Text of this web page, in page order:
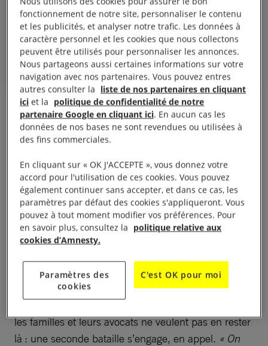
émissions d’au moins 55 % à
l’horizon 2030 par rapport au
niveau de 1990.
Les familles ayant porté plainte
Dans le cas contraire, leurs droits fondamentaux,
travailler ou de jouir de sa propriété, sont mis à mal,
bien qu’affirmés dans la Charte des droits
fondamentaux de l’Union européenne. Connue sous
le nom de« People’s Climate Case », cette action
judiciaire est une première.
Portée devant le Tribunal de l’Union européenne,
celui-ci a jugé l’affaire irrecevable, le 8 mai, estimant
les familles et leurs avocats ne veulent pas en rester
là : une seconde bataille s’engage, en appel. « On
fonctionnement de notre site, personnaliser le contenu
et les publicités, et analyser notre trafic. Les données à
caractère personnel et les cookies que nous collectons
peuvent être utilisés pour personnaliser les annonces.
Nous partageons aussi certaines informations sur votre
navigation avec nos partenaires. Vous pouvez entres
autres consulter la liste de nos partenaires en cliquant
ici et la politique de confidentialité de notre
partenaire Google en cliquant ici. En aucun cas les
données de nos bases ne sont revendues ou utilisées à
des fins commerciales.
En cliquant sur « OK J'ACCEPTE », vous donnez votre
accord pour l'utilisation de ces cookies. Vous pouvez
également continuer sans accepter, et dans ce cas, les
paramètres par défaut des cookies s'appliqueront. Vous
pouvez à tout moment modifier vos préférences. Pour
en savoir plus, consultez la politique relative aux
cookies d’Amnesty.
Paramètres des
cookies
C'est OK pour moi